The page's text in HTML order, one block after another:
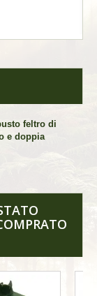
feltro di
e doppia